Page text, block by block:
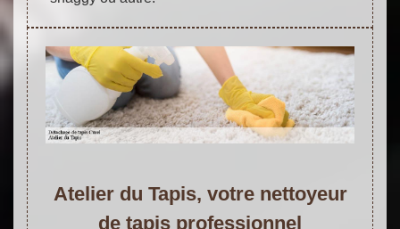
Atelier du Tapis, votre nettoyeur
de tapis professionnel